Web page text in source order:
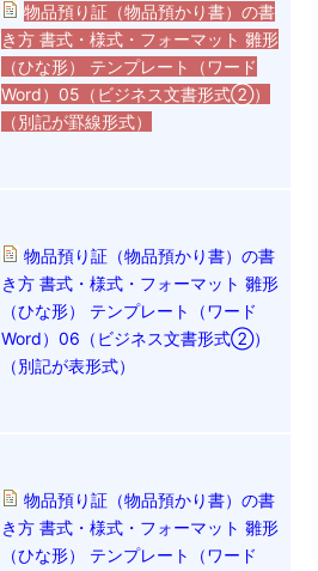
物品預り証（物品預かり書）の書
き方 書式・様式・フォーマット 雛形
（ひな形） テンプレート（ワード
Word）05（ビジネス文書形式②）
（別記が罫線形式）
物品預り証（物品預かり書）の書
き方 書式・様式・フォーマット 雛形
（ひな形） テンプレート（ワード
Word）06（ビジネス文書形式②）
（別記が表形式）
物品預り証（物品預かり書）の書
き方 書式・様式・フォーマット 雛形
（ひな形） テンプレート（ワード